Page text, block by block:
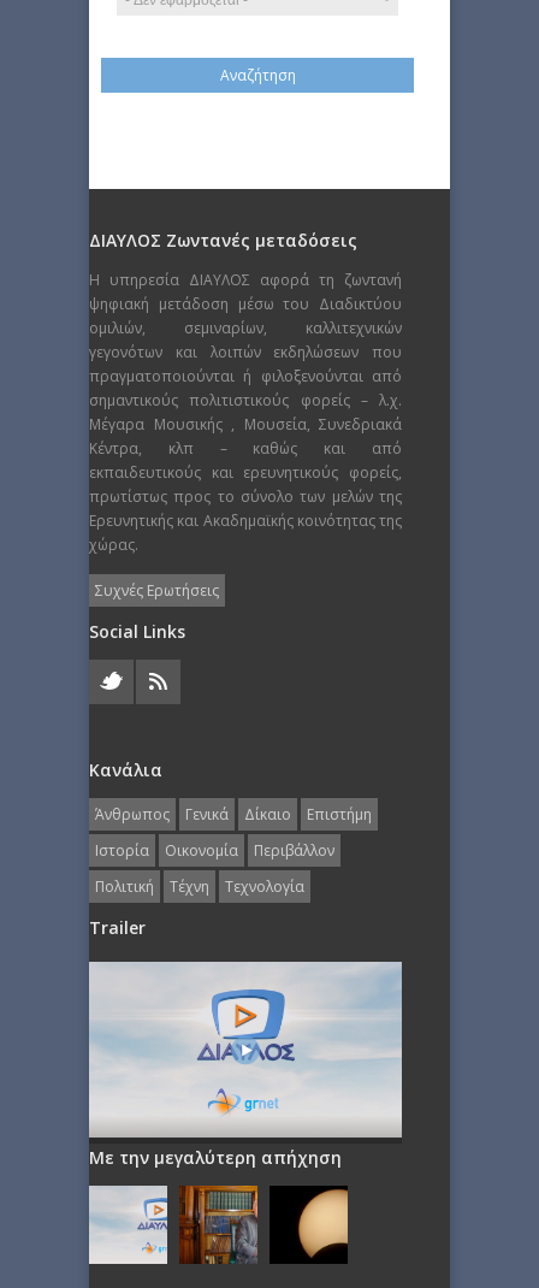
ΔΙΑΥΛΟΣ Ζωντανές μεταδόσεις
Η υπηρεσία ΔΙΑΥΛΟΣ αφορά τη ζωντανή
ψηφιακή μετάδοση μέσω του Διαδικτύου
ομιλιών, σεμιναρίων, καλλιτεχνικών
γεγονότων και λοιπών εκδηλώσεων που
πραγματοποιούνται ή φιλοξενούνται από
σημαντικούς πολιτιστικούς φορείς – λ.χ.
Μέγαρα Μουσικής , Μουσεία, Συνεδριακά
Κέντρα, κλπ – καθώς και από
εκπαιδευτικούς και ερευνητικούς φορείς,
πρωτίστως προς το σύνολο των μελών της
Ερευνητικής και Ακαδημαϊκής κοινότητας της
χώρας.
Συχνές Ερωτήσεις
Social Links
Κανάλια
Άνθρωπος Γενικά Δίκαιο
Επιστήμη
Ιστορία
Οικονομία
Περιβάλλον
Πολιτική
Τέχνη Τεχνολογία
Trailer
Με την μεγαλύτερη απήχηση